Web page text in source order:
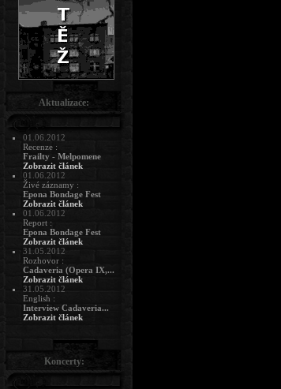
Aktualizace:
01.06.2012
Recenze :
Frailty - Melpomene
Zobrazit článek
01.06.2012
Živé záznamy :
Epona Bondage Fest
Zobrazit článek
01.06.2012
Report :
Epona Bondage Fest
Zobrazit článek
31.05.2012
Rozhovor :
Cadaveria (Opera IX,...
Zobrazit článek
31.05.2012
English :
Interview Cadaveria...
Zobrazit článek
Koncerty: